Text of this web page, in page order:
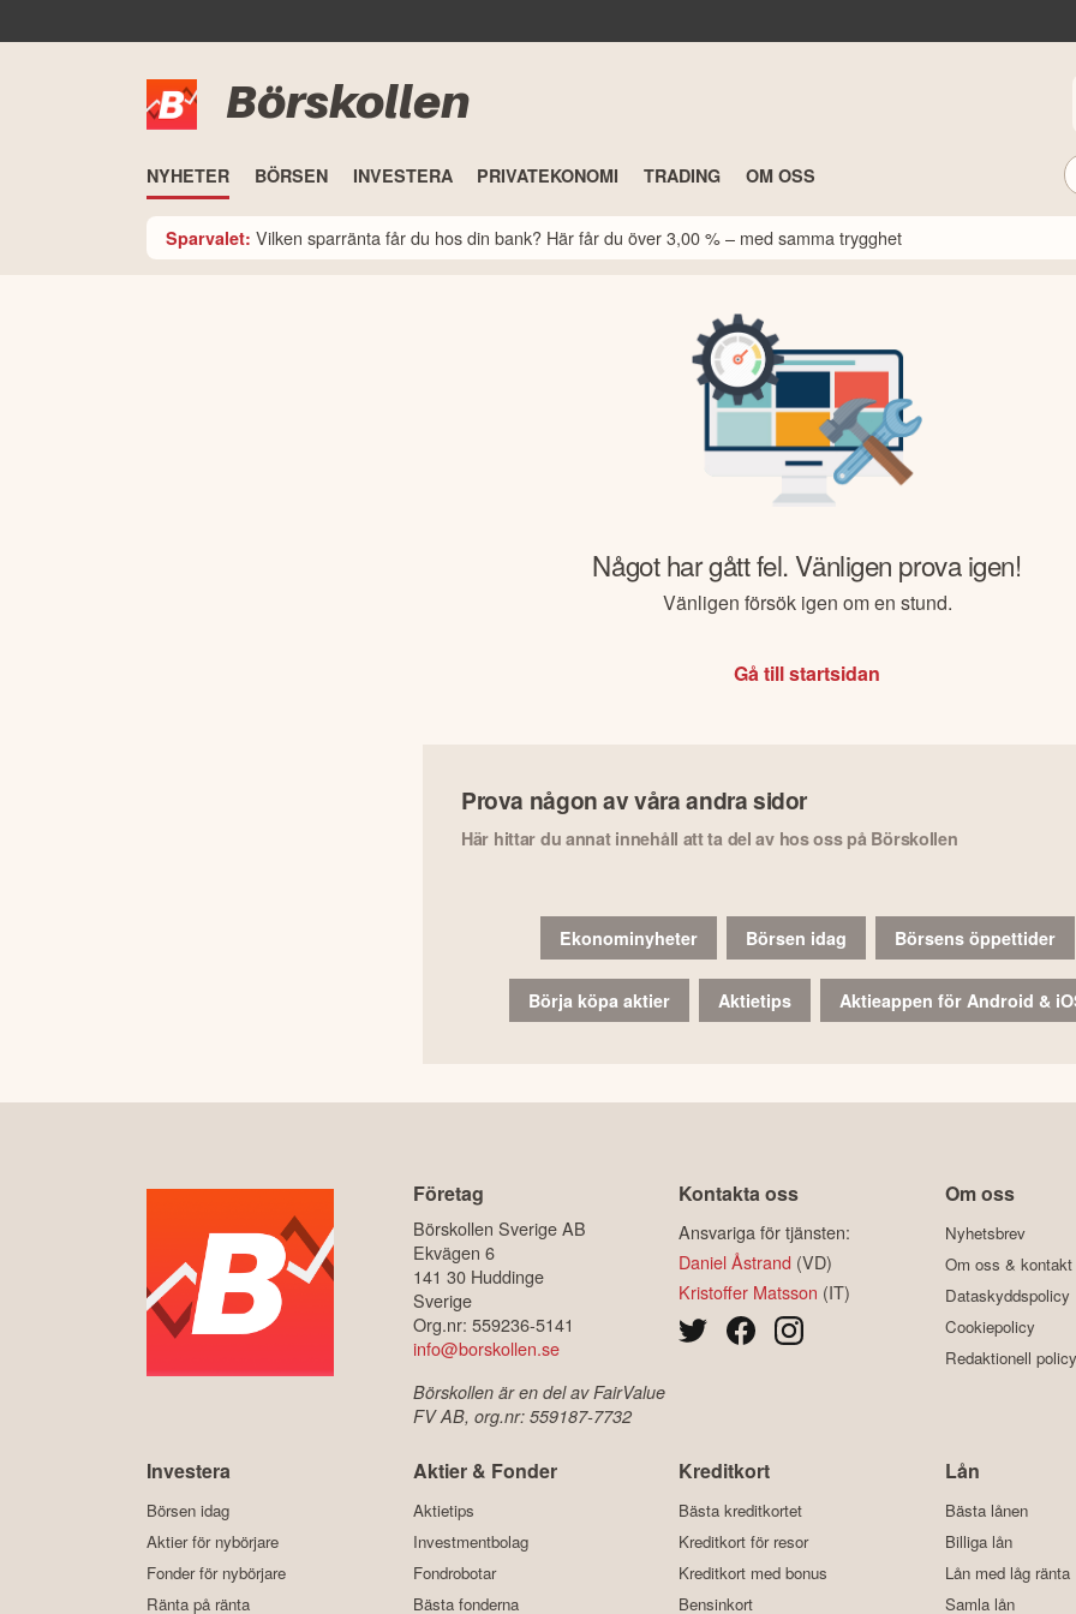
Börskollen
NYHETER BÖRSEN INVESTERA PRIVATEKONOMI TRADING OM OSS
Sparvalet: Vilken sparränta får du hos din bank? Här får du över 3,00 % – med samma trygghet
Något har gått fel. Vänligen prova igen!
Vänligen försök igen om en stund.
Gå till startsidan
Prova någon av våra andra sidor
Här hittar du annat innehåll att ta del av hos oss på Börskollen
Ekonominyheter Börsen idag Börsens öppettider
Börja köpa aktier Aktietips Aktieappen för Android &
Företag
Börskollen Sverige AB
Ekvägen 6
141 30 Huddinge
Sverige
Org.nr: 559236-5141
info@borskollen.se
Börskollen är en del av FairValue
FV AB, org.nr: 559187-7732
Kontakta oss
Ansvariga för tjänsten:
Daniel Åstrand (VD)
Kristoffer Matsson (IT)
Om oss
Nyhetsbrev
Om oss & kontakt
Dataskyddspolicy
Cookiepolicy
Redaktionell policy
Investera
Börsen idag
Aktier för nybörjare
Fonder för nybörjare
Ränta på ränta
Aktier & Fonder
Aktietips
Investmentbolag
Fondrobotar
Bästa fonderna
Kreditkort
Bästa kreditkortet
Kreditkort för resor
Kreditkort med bonus
Bensinkort
Lån
Bästa lånen
Billiga lån
Lån med låg ränta
Samla lån